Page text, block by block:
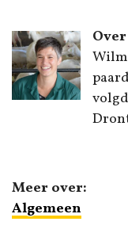
Meer over:
Algemeen